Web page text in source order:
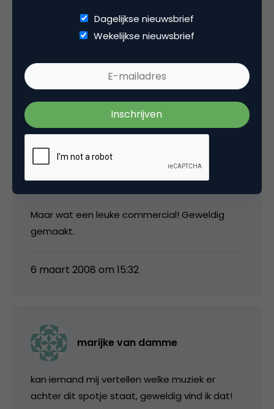
briljante boek “I always get my sin” van
Maarten H Rijkens gekund.
6 maart 2008 om 14:33
Maar wat een leuke commercial! Geweldig
gemaakt.
6 maart 2008 om 15:32
marijke van damme
kan iemand mij vertellen welke muziek er
achter dit spotje staat, geweldig vind ik dat!
Dagelijkse nieuwsbrief
Wekelijkse nieuwsbrief